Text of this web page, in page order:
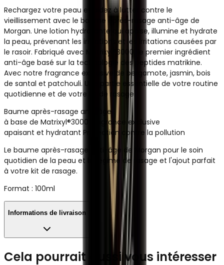
Rechargez votre peau et aidez à lutter contre le
vieillissement avec le baume après-rasage anti-âge de
Morgan. Une lotion hydratante qui apaise, illumine et hydrate
la peau, prévenant les irritations et les irritations causées par
le rasoir. Fabriqué avec Matrixyl®3000, le premier ingrédient
anti-âge basé sur la technologie des peptides matrikine.
Avec notre fragrance exclusive de bergamote, jasmin, bois
de santal et patchouli. Une partie essentielle de votre routine
quotidienne et de votre kit de rasage.
Baume après-rasage anti-âge
à base de Matrixyl®3000 Fragrance exclusive
apaisant et hydratant Protection contre la pollution
Le baume après-rasage anti-âge de Morgan pour le soin
quotidien de la peau et le régime de rasage et l'ajout parfait
à votre kit de rasage.
Format : 100ml
Informations de livraison
Cela pourrait aussi vous intéresser